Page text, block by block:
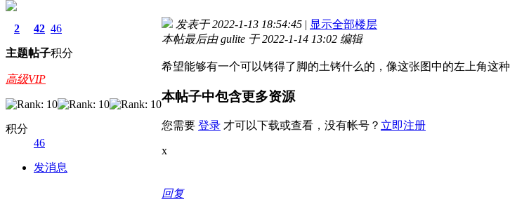
2
主题
42
帖子
46
积分
高级VIP
积分
46
发消息
发表于 2022-1-13 18:54:45 | 显示全部楼层
本帖最后由 gulite 于 2022-1-14 13:02 编辑
希望能够有一个可以铐得了脚的土铐什么的，像这张图中的左上角这种
本帖子中包含更多资源
您需要 登录 才可以下载或查看，没有帐号？ 立即注册
x
回复